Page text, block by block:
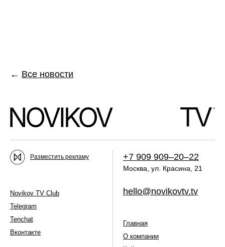
← Все новости
Разместить рекламу
hello@novikovtv.tv
+7 909 909–20–22
Москва, ул. Красина, 21
Главная
О компании
Novikov TV Club
Telegram
Tenchat
Вконтакте